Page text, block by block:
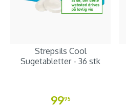
Strepsils Cool
Sugetabletter - 36 stk
9995